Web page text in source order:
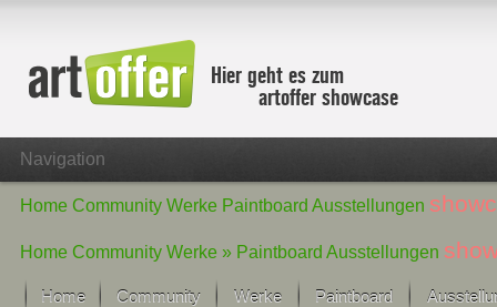
Hier geht es zum
artoffer showcase
Navigation
Home Community Werke Paintboard Ausstellungen
Home Community Werke » Paintboard Ausstellungen
Home Community Werke Paintboard